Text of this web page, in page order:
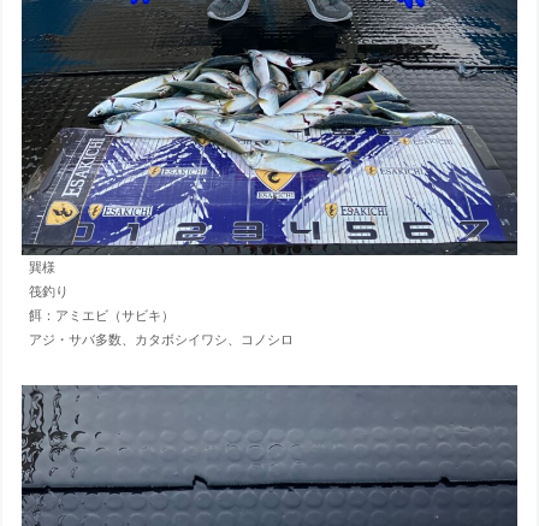
巽様
筏釣り
餌：アミエビ（サビキ）
アジ・サバ多数、カタボシイワシ、コノシロ